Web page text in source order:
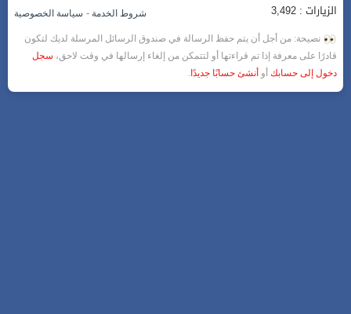
الزيارات : 3,492 شروط الخدمة - سياسة الخصوصية
نصيحة: من أجل أن يتم حفظ الرسالة في صندوق الرسائل المرسلة لديك لتكون
قادرًا على معرفة إذا تم قراءتها أو لتتمكن من إلغاء إرسالها في وقت لاحق، سجل
دخول إلى حسابك أو أنشئ حسابًا جديدًا .